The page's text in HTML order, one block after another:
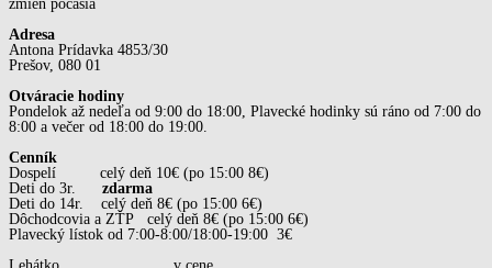
zmien počasia
Adresa
Antona Prídavka 4853/30
Prešov, 080 01
Otváracie hodiny
Pondelok až nedeľa od 9:00 do 18:00, Plavecké hodinky sú ráno od 7:00 do
8:00 a večer od 18:00 do 19:00.
Cenník
Dospelí celý deň 10€ (po 15:00 8€)
Deti do 3r. zdarma
Deti do 14r. celý deň 8€ (po 15:00 6€)
Dôchodcovia a ZŤP celý deň 8€ (po 15:00 6€)
Plavecký lístok od 7:00-8:00/18:00-19:00 3€